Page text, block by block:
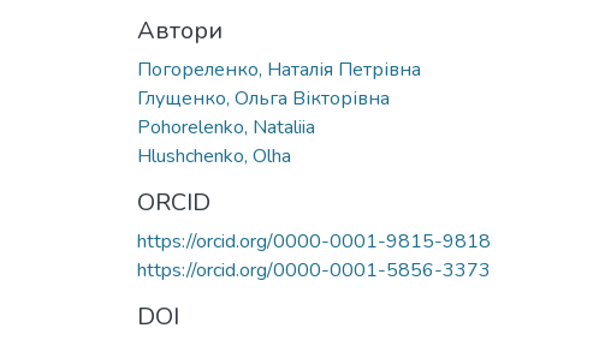
Автори
Погореленко, Наталія Петрівна
Глущенко, Ольга Вікторівна
Pohorelenko, Nataliia
Hlushchenko, Olha
ORCID
https://orcid.org/0000-0001-9815-9818
https://orcid.org/0000-0001-5856-3373
DOI